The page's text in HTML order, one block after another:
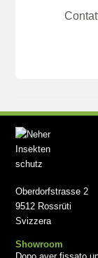
Oberdorfstrasse 2
9512 Rossrüti
Svizzera
Showroom